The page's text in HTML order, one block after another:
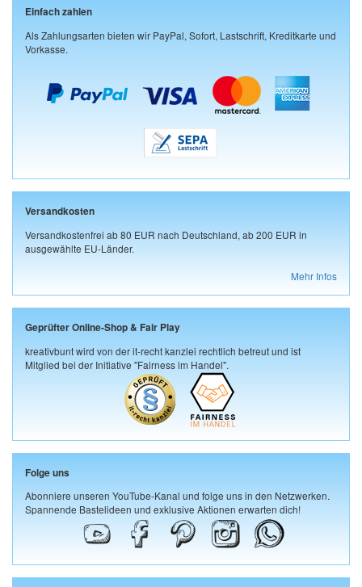
Einfach zahlen
Als Zahlungsarten bieten wir PayPal, Sofort, Lastschrift, Kreditkarte und
Vorkasse.
Versandkosten
Versandkostenfrei ab 80 EUR nach Deutschland, ab 200 EUR in
ausgewählte EU-Länder.
Mehr Infos
Geprüfter Online-Shop & Fair Play
kreativbunt wird von der it-recht kanzlei rechtlich betreut und ist
Mitglied bei der Initiative "Fairness im Handel".
Folge uns
Abonniere unseren YouTube-Kanal und folge uns in den Netzwerken.
Spannende Bastelideen und exklusive Aktionen erwarten dich!